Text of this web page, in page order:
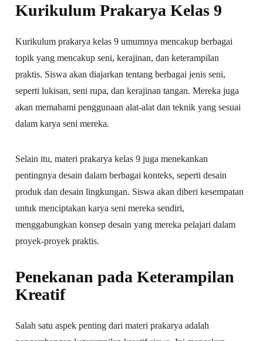
Kurikulum Prakarya Kelas 9
Kurikulum prakarya kelas 9 umumnya mencakup berbagai
topik yang mencakup seni, kerajinan, dan keterampilan
praktis. Siswa akan diajarkan tentang berbagai jenis seni,
seperti lukisan, seni rupa, dan kerajinan tangan. Mereka juga
akan memahami penggunaan alat-alat dan teknik yang sesuai
dalam karya seni mereka.
Selain itu, materi prakarya kelas 9 juga menekankan
pentingnya desain dalam berbagai konteks, seperti desain
produk dan desain lingkungan. Siswa akan diberi kesempatan
untuk menciptakan karya seni mereka sendiri,
menggabungkan konsep desain yang mereka pelajari dalam
proyek-proyek praktis.
Penekanan pada Keterampilan
Kreatif
Salah satu aspek penting dari materi prakarya adalah